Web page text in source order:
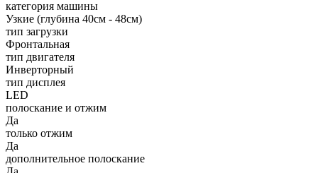
категория машины
Узкие (глубина 40см - 48см)
тип загрузки
Фронтальная
тип двигателя
Инверторный
тип дисплея
LED
полоскание и отжим
Да
только отжим
Да
дополнительное полоскание